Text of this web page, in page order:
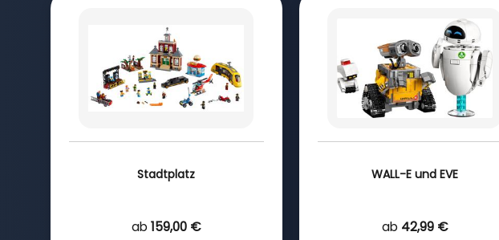
Stadtplatz
ab 159,00 €
WALL-E und EVE
ab 42,99 €